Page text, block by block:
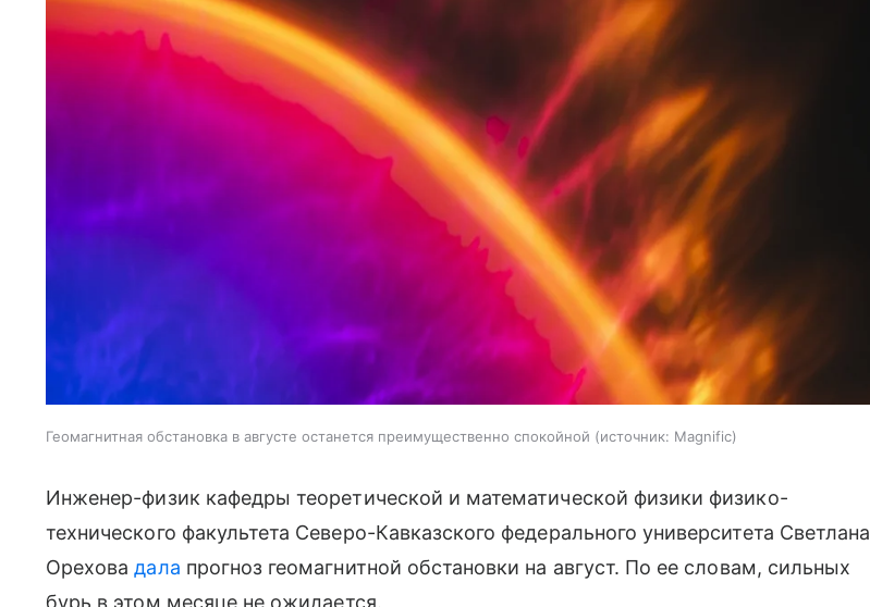
Геомагнитная обстановка в августе останется преимущественно спокойной источник: Magnific
Инженер-физик кафедры теоретической и математической физики физико-
технического факультета Северо-Кавказского федерального университета Светлана
Ореховадала прогноз геомагнитной обстановки на август. По ее словам, сильных
бурь в этом месяце не ожидается.